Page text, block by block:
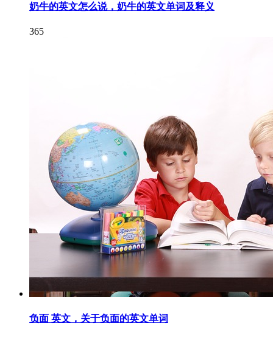
奶牛的英文怎么说，奶牛的英文单词及释义
365
负面 英文，关于负面的英文单词